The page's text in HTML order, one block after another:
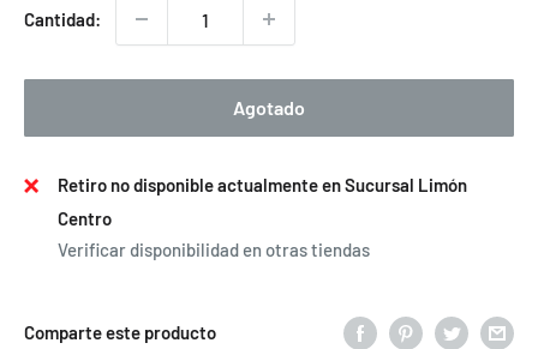
Cantidad:
Agotado
Retiro no disponible actualmente en Sucursal Limón
Centro
Verificar disponibilidad en otras tiendas
Comparte este producto